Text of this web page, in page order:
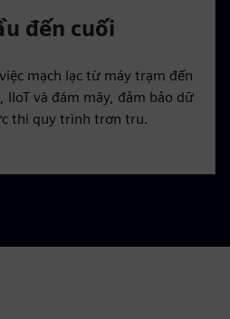
đến cuối
mạch lạc từ máy trạm đến
IIoT và đám mây, đảm bảo dữ
thi quy trình trơn tru.